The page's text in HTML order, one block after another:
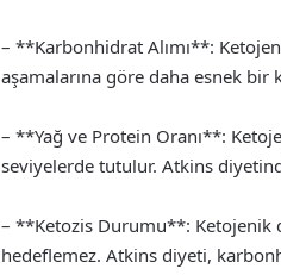
– **Karbonhidrat Alımı**:
aşamalarına göre daha esnek bir
– **Yağ ve Protein Oranı**:
seviyelerde tutulur. Atkins
– **Ketozis Durumu**: Ketojenik
hedeflemez. Atkins diyeti,